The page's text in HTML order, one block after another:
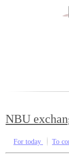
NBU
For today To